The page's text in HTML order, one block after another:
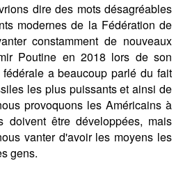
dire des mots désagréables
modernes de la Fédération de
constamment de nouveaux
Poutine en 2018 lors de son
a beaucoup parlé du fait
les plus puissants et ainsi de
provoquons les Américains à
doivent être développées, mais
vanter d'avoir les moyens les
gens.